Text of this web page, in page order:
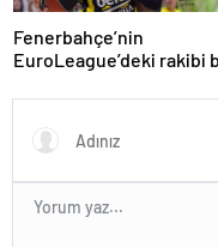
Fenerbahçe’nin
EuroLeague’deki rakibi